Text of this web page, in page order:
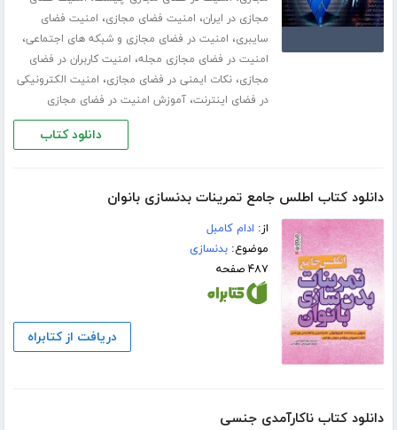
مجازی در ایران، امنیت فضای مجازی، امنیت فضای
سایبری، امنیت در فضای مجازی و شبکه های اجتماعی،
امنیت در فضای مجازی مجله، امنیت کاربران در فضای
مجازی،نکات ایمنی در فضای مجازی، امنیت الکترونیکی
در فضای اینترنت،آموزش امنیت در فضای مجازی
دانلود کتاب
دانلود کتاب اطلس جامع تمرینات بدنسازی بانوان
از: ادام کامبل
موضوع:بدنسازی
۴۸۷ صفحه
دریافت از کتابراه
دانلود کتاب ناکارآمدی جنسی